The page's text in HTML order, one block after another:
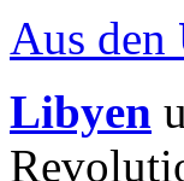
Aus den
Libyen